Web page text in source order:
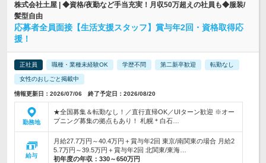
株式会社土屋 | ◆資格/夜勤など手当充実！月収50万超えの社員も◆服装/
髪型自由
応募者全員面接【生活支援スタッフ】賞与年2回・資格取得応
援！
正社員 職種・業種未経験OK 学歴不問 第二新卒歓迎 転勤なし
女性のおしごと掲載中
情報更新日：2026/07/06 終了予定日：2026/08/20
勤務地
★全国募集＆転勤なし！／直行直帰OK／UIターン歓迎 ※オー
プニング募集の拠点もあり！ 札幌＊白石…
給与
月給27.7万円～40.4万円＋賞与年2回 東京/南関東の場合 月給2
5.7万円～39.5万円＋賞与年2回 北関東/東海…
初年度の年収： 330～650万円